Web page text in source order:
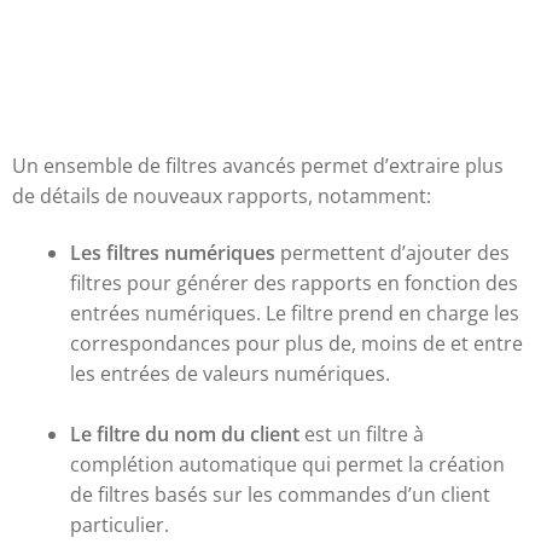
Un ensemble de filtres avancés permet d’extraire plus
de détails de nouveaux rapports, notamment:
Les filtres numériques permettent d’ajouter des
filtres pour générer des rapports en fonction des
entrées numériques. Le filtre prend en charge les
correspondances pour plus de, moins de et entre
les entrées de valeurs numériques.
Le filtre du nom du client est un filtre à
complétion automatique qui permet la création
de filtres basés sur les commandes d’un client
particulier.